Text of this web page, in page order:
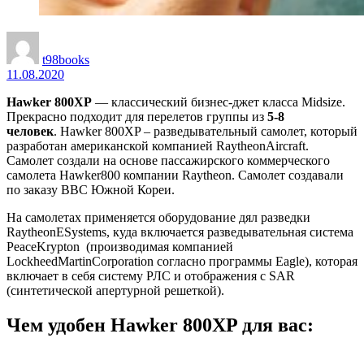
t98books
11.08.2020
Hawker 800XP — классический бизнес-джет класса Midsize.
Прекрасно подходит для перелетов группы из 5-8
человек. Hawker 800XP – разведывательный самолет, который
разработан американской компанией RaytheonAircraft.
Самолет создали на основе пассажирского коммерческого
самолета Hawker800 компании Raytheon. Самолет создавали
по заказу ВВС Южной Кореи.
На самолетах применяется оборудование дял разведки
RaytheonESystems, куда включается разведывательная система
PeaceKrypton (производимая компанией
LockheedMartinCorporation согласно программы Eagle), которая
включает в себя систему РЛС и отображения с SAR
(синтетической апертурной решеткой).
Чем удобен Hawker 800XP для вас: